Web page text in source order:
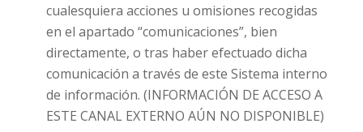
cualesquiera acciones u omisiones recogidas
en el apartado “comunicaciones”, bien
directamente, o tras haber efectuado dicha
comunicación a través de este Sistema interno
de información. (INFORMACIÓN DE ACCESO A
ESTE CANAL EXTERNO AÚN NO DISPONIBLE)